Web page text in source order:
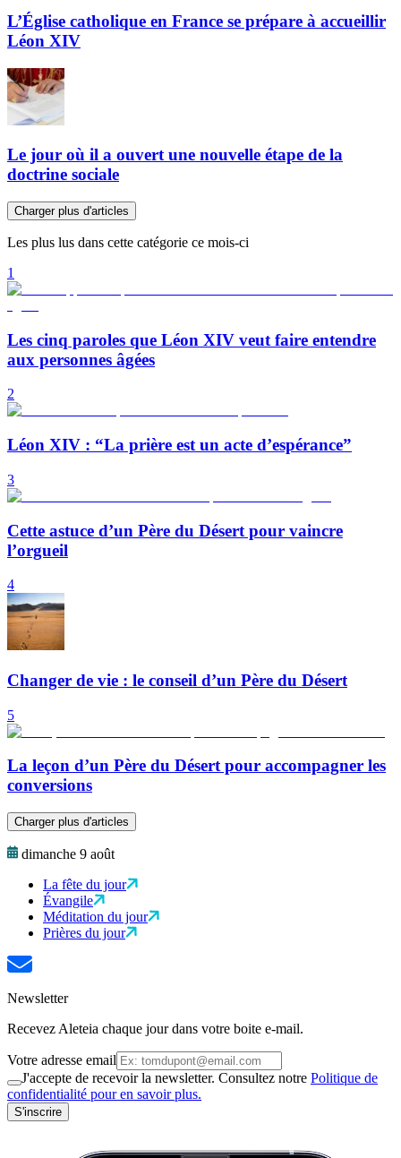
L’Église catholique en France se prépare à accueillir
Léon XIV
Le jour où il a ouvert une nouvelle étape de la
doctrine sociale
Charger plus d'articles
Les plus lus dans cette catégorie ce mois-ci
1
Les cinq paroles que Léon XIV veut faire entendre
aux personnes âgées
2
Léon XIV : “La prière est un acte d’espérance”
3
Cette astuce d’un Père du Désert pour vaincre
l’orgueil
4
Changer de vie : le conseil d’un Père du Désert
5
La leçon d’un Père du Désert pour accompagner les
conversions
Charger plus d'articles
dimanche 9 août
La fête du jour
Évangile
Méditation du jour
Prières du jour
Newsletter
Recevez Aleteia chaque jour dans votre boite e-mail.
Votre adresse email
J'accepte de recevoir la newsletter. Consultez notre Politique de
confidentialité pour en savoir plus.
S'inscrire